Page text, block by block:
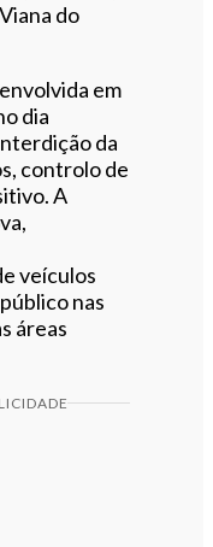
do
em
dia
da
controlo de
A
veículos
nas
áreas